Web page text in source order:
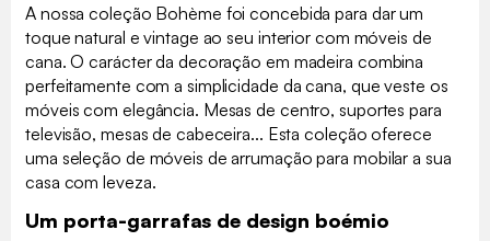
A nossa coleção Bohème foi concebida para dar um
toque natural e vintage ao seu interior com móveis de
cana. O carácter da decoração em madeira combina
perfeitamente com a simplicidade da cana, que veste os
móveis com elegância. Mesas de centro, suportes para
televisão, mesas de cabeceira... Esta coleção oferece
uma seleção de móveis de arrumação para mobilar a sua
casa com leveza.
Um porta-garrafas de design boémio